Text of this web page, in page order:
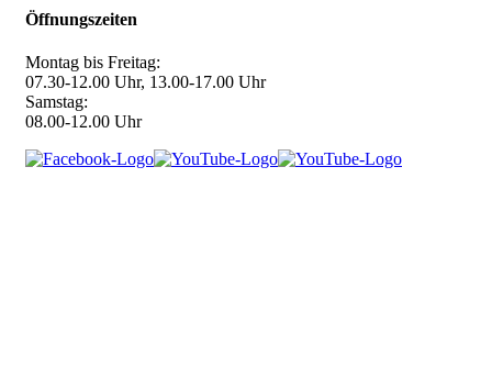
Öffnungszeiten
Montag bis Freitag:
07.30-12.00 Uhr, 13.00-17.00 Uhr
Samstag:
08.00-12.00 Uhr